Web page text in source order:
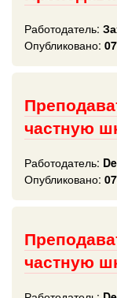
Работодатель:
Опубликовано:
частную
Работодатель:
Опубликовано:
частную